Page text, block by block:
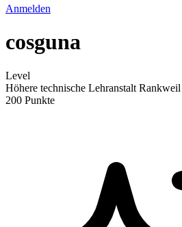
Anmelden
cosguna
Level
Höhere technische Lehranstalt Rankweil
200 Punkte